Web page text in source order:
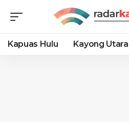
Kapuas Hulu Kayong Utara